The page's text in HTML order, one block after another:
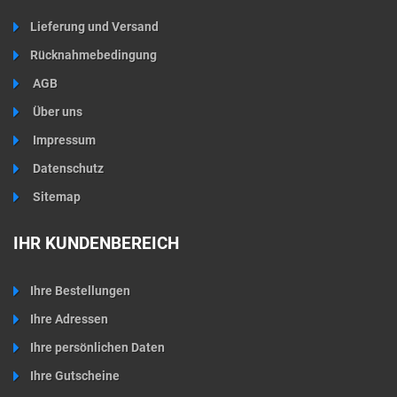
Lieferung und Versand
Rücknahmebedingung
AGB
Über uns
Impressum
Datenschutz
Sitemap
IHR KUNDENBEREICH
Ihre Bestellungen
Ihre Adressen
Ihre persönlichen Daten
Ihre Gutscheine